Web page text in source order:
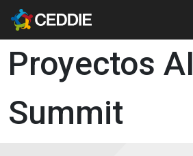
Pasar al contenido principal
Proyectos AI
Summit